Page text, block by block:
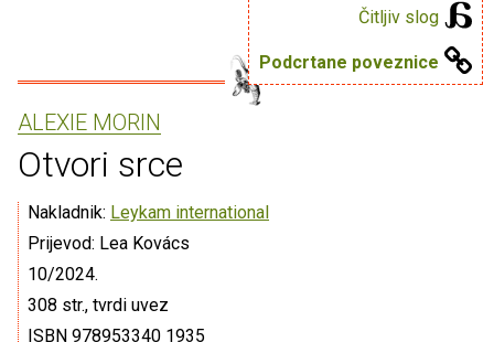
Čitljiv slog
Podcrtane poveznice
ALEXIE MORIN
Otvori srce
Nakladnik: Leykam international
Prijevod: Lea Kovács
10/2024.
308 str., tvrdi uvez
ISBN 978953340 1935